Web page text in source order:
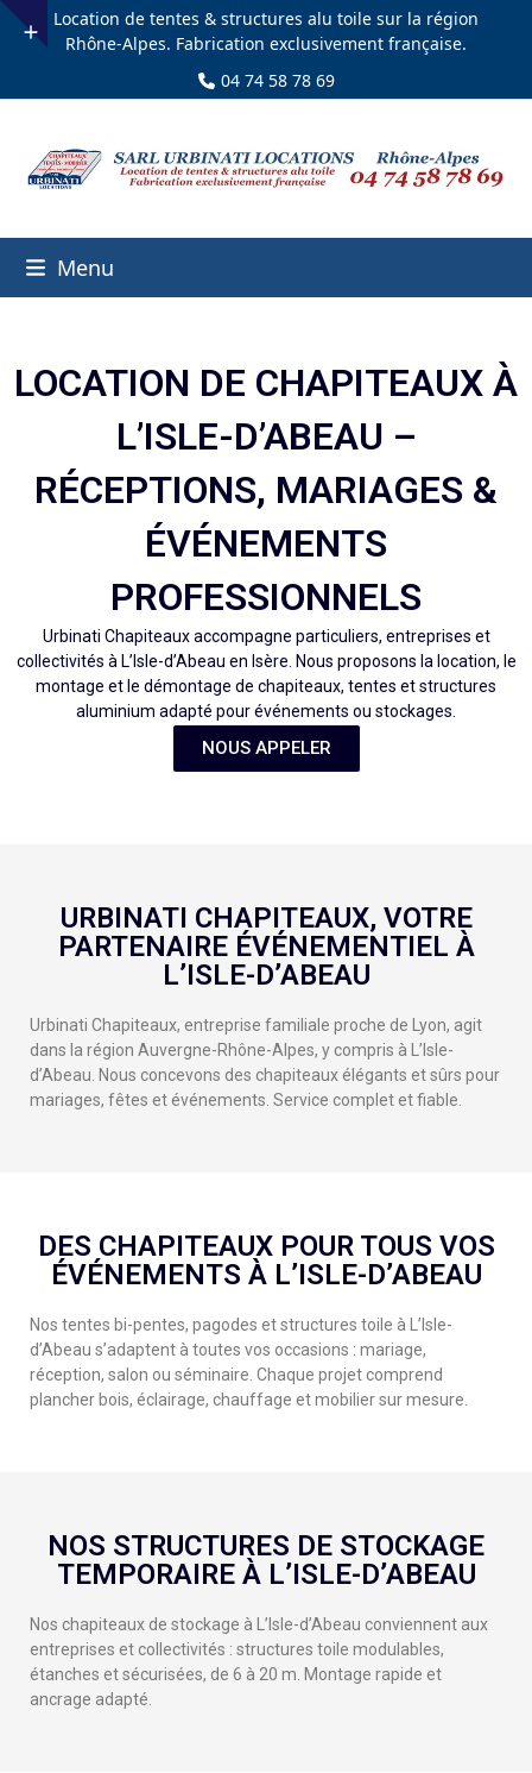
Skip
Location de tentes & structures alu toile sur la région
Rhône-Alpes. Fabrication exclusivement française.
04 74 58 78 69
Menu
LOCATION DE CHAPITEAUX À
L’ISLE-D’ABEAU –
RÉCEPTIONS, MARIAGES &
ÉVÉNEMENTS
PROFESSIONNELS
Urbinati Chapiteaux accompagne particuliers, entreprises et
collectivités à L’Isle-d’Abeau en Isère. Nous proposons la location, le
montage et le démontage de chapiteaux, tentes et structures
aluminium adapté pour événements ou stockages.
NOUS APPELER
URBINATI CHAPITEAUX, VOTRE
PARTENAIRE ÉVÉNEMENTIEL À
L’ISLE-D’ABEAU
Urbinati Chapiteaux, entreprise familiale proche de Lyon, agit
dans la région Auvergne-Rhône-Alpes, y compris à L’Isle-
d’Abeau. Nous concevons des chapiteaux élégants et sûrs pour
mariages, fêtes et événements. Service complet et fiable.
DES CHAPITEAUX POUR TOUS VOS
ÉVÉNEMENTS À L’ISLE-D’ABEAU
Nos tentes bi-pentes, pagodes et structures toile à L’Isle-
d’Abeau s’adaptent à toutes vos occasions : mariage,
réception, salon ou séminaire. Chaque projet comprend
plancher bois, éclairage, chauffage et mobilier sur mesure.
NOS STRUCTURES DE STOCKAGE
TEMPORAIRE À L’ISLE-D’ABEAU
Nos chapiteaux de stockage à L’Isle-d’Abeau conviennent aux
entreprises et collectivités : structures toile modulables,
étanches et sécurisées, de 6 à 20 m. Montage rapide et
ancrage adapté.